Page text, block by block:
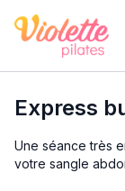
Express
Une séance très
votre sangle